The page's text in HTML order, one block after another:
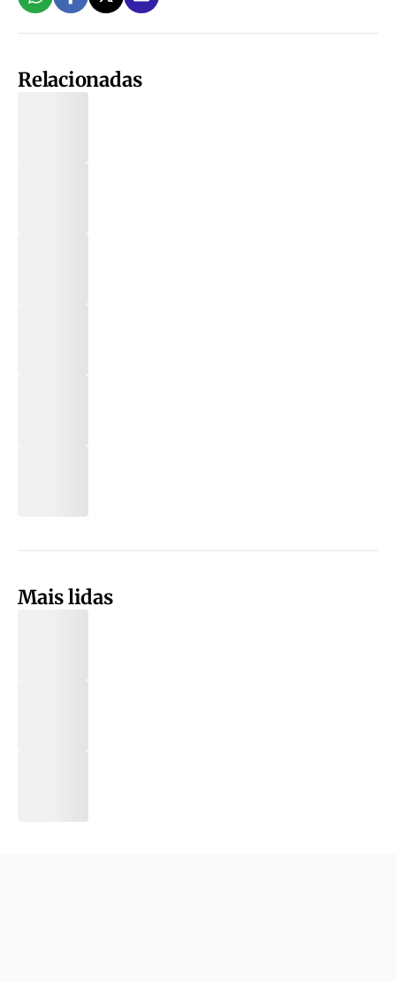
Relacionadas
Mais lidas